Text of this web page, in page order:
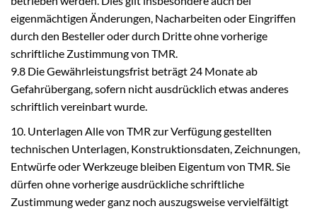
eigenmächtigen Änderungen, Nacharbeiten oder Eingriffen
durch den Besteller oder durch Dritte ohne vorherige
schriftliche Zustimmung von TMR.
9.8 Die Gewährleistungsfrist beträgt 24 Monate ab
Gefahrübergang, sofern nicht ausdrücklich etwas anderes
schriftlich vereinbart wurde.
10. Unterlagen Alle von TMR zur Verfügung gestellten
technischen Unterlagen, Konstruktionsdaten, Zeichnungen,
Entwürfe oder Werkzeuge bleiben Eigentum von TMR. Sie
dürfen ohne vorherige ausdrückliche schriftliche
Zustimmung weder ganz noch auszugsweise vervielfältigt